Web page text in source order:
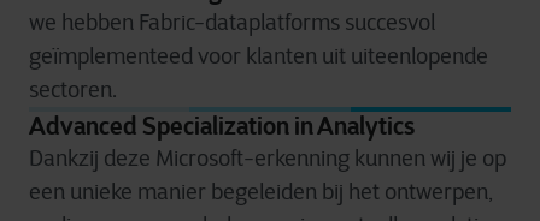
we hebben Fabric-dataplatforms succesvol
geïmplementeed voor klanten uit uiteenlopende
sectoren.
Advanced Specialization in Analytics
Dankzij deze Microsoft-erkenning kunnen wij je op
een unieke manier begeleiden bij het ontwerpen,